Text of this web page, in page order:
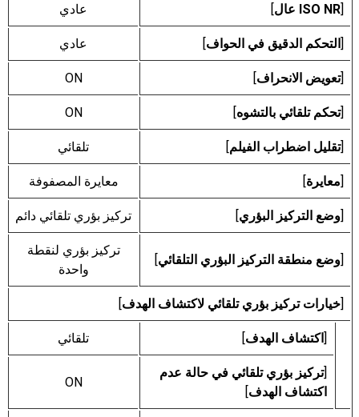
[ISO NR عال ] عادي
[التحكم الدقيق في الحواف] عادي
[تعويض الانحراف]
ON
[تحكم تلقائي بالتشوه]
ON
[تقليل اضطراب الفيلم] تلقائي
[معايرة] معايرة المصفوفة
[وضع التركيز البؤري] تركيز بؤري تلقائي دائم
[وضع منطقة التركيز البؤري التلقائي]
تركيز بؤري لنقطة
واحدة
[خيارات تركيز بؤري تلقائي لاكتشاف الهدف]
[اكتشاف الهدف] تلقائي
[تركيز بؤري تلقائي في حالة عدم
اكتشاف الهدف]
ON